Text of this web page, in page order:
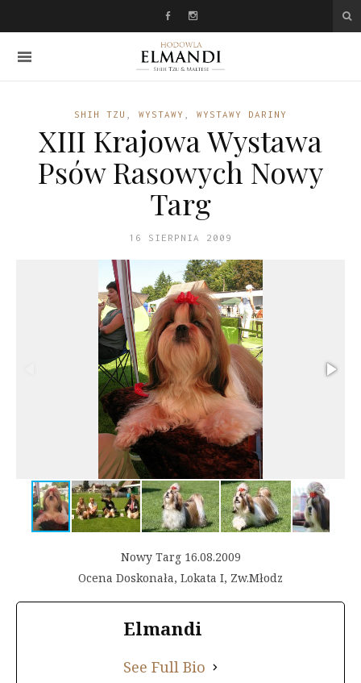
SHIH TZU WYSTAWY WYSTAWY DARINY
XIII Krajowa Wystawa
Psów Rasowych Nowy
Targ
16 SIERPNIA 2009
Nowy Targ 16.08.2009
Ocena Doskonała, Lokata I, Zw.Młodz
Elmandi
See Full Bio